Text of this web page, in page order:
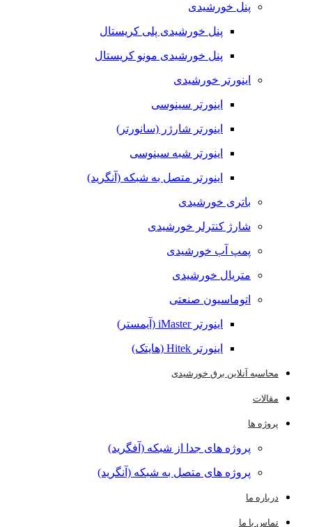
پنل خورشیدی
پنل خورشیدی پلی کریستال
پنل خورشیدی مونو کریستال
اینورتر خورشیدی
اینورتر سینوسی
اینورتر شارژر (سانورتر)
اینورتر شبه سینوسی
اینورتر متصل به شبکه (آنگرید)
باتری خورشیدی
شارژ کنترلر خورشیدی
پمپ آب خورشیدی
متریال خورشیدی
اتوماسیون صنعتی
اینورتر iMaster (آیمستر)
اینورتر Hitek (هایتک)
محاسبه آنلاین برق خورشیدی
مقالات
پروژه ها
پروژه های جدا از شبکه (آفگرید)
پروژه های متصل به شبکه (آنگرید)
درباره ما
تماس با ما